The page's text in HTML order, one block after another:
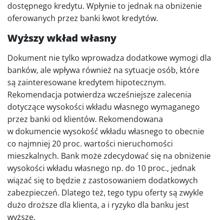
dostępnego kredytu. Wpłynie to jednak na obniżenie
oferowanych przez banki kwot kredytów.
Wyższy wkład własny
Dokument nie tylko wprowadza dodatkowe wymogi dla
banków, ale wpływa również na sytuacje osób, które
są zainteresowane kredytem hipotecznym.
Rekomendacja potwierdza wcześniejsze zalecenia
dotyczące wysokości wkładu własnego wymaganego
przez banki od klientów. Rekomendowana
w dokumencie wysokość wkładu własnego to obecnie
co najmniej 20 proc. wartości nieruchomości
mieszkalnych. Bank może zdecydować się na obniżenie
wysokości wkładu własnego np. do 10 proc., jednak
wiązać się to będzie z zastosowaniem dodatkowych
zabezpieczeń. Dlatego też, tego typu oferty są zwykle
dużo droższe dla klienta, a i ryzyko dla banku jest
wyższe.